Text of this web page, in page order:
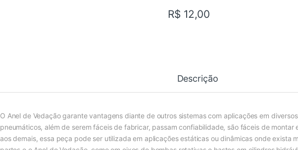
R$ 12,00
Descrição
O Anel de Vedação garante vantagens diante de outros sistemas com aplicações em
pneumáticos, além de serem fáceis de fabricar, passam confiabilidade, são fáceis de montar
aos demais, essa peça pode ser utilizada em aplicações estáticas ou dinâmicas onde exista